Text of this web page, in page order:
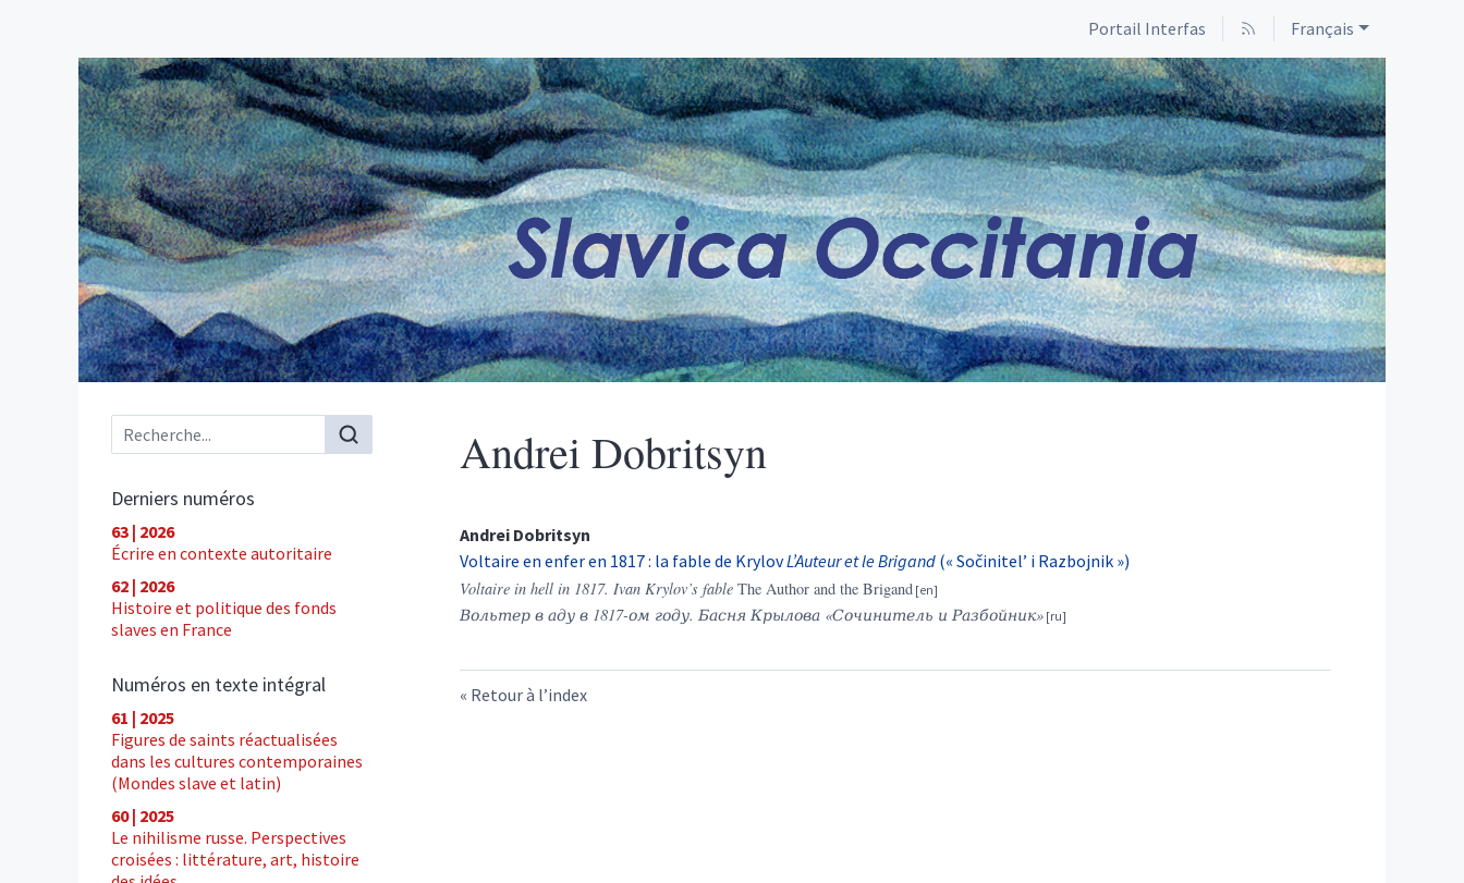
Portail Interfas Français
Menu principal
Derniers numéros
63 | 2026
Écrire en contexte autoritaire
62 | 2026
Histoire et politique des fonds
slaves en France
Numéros en texte intégral
61 | 2025
Figures de saints réactualisées
dans les cultures contemporaines
(Mondes slave et latin)
60 | 2025
Le nihilisme russe. Perspectives
croisées : littérature, art, histoire
Andrei Dobritsyn
Andrei Dobritsyn
Voltaire en enfer en 1817 : la fable de KrylovL’Auteur et le Brigand (« Sočinitel’ i Razbojnik »)
Voltaire in hell in 1817. Ivan Krylov’s fable The Author and the Brigand
Вольтер в аду в 1817-ом году. Басня Крылова «Сочинитель и Разбойник»
Retour à l’index